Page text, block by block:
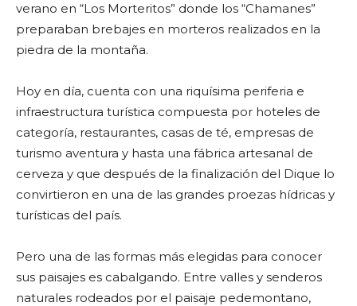
verano en “Los Morteritos” donde los “Chamanes”
preparaban brebajes en morteros realizados en la
piedra de la montaña.
Hoy en día, cuenta con una riquísima periferia e
infraestructura turística compuesta por hoteles de
categoría, restaurantes, casas de té, empresas de
turismo aventura y hasta una fábrica artesanal de
cerveza y que después de la finalización del Dique lo
convirtieron en una de las grandes proezas hídricas y
turísticas del país.
Pero una de las formas más elegidas para conocer
sus paisajes es cabalgando. Entre valles y senderos
naturales rodeados por el paisaje pedemontano,